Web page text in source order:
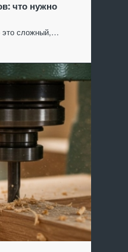
что нужно
это сложный,…